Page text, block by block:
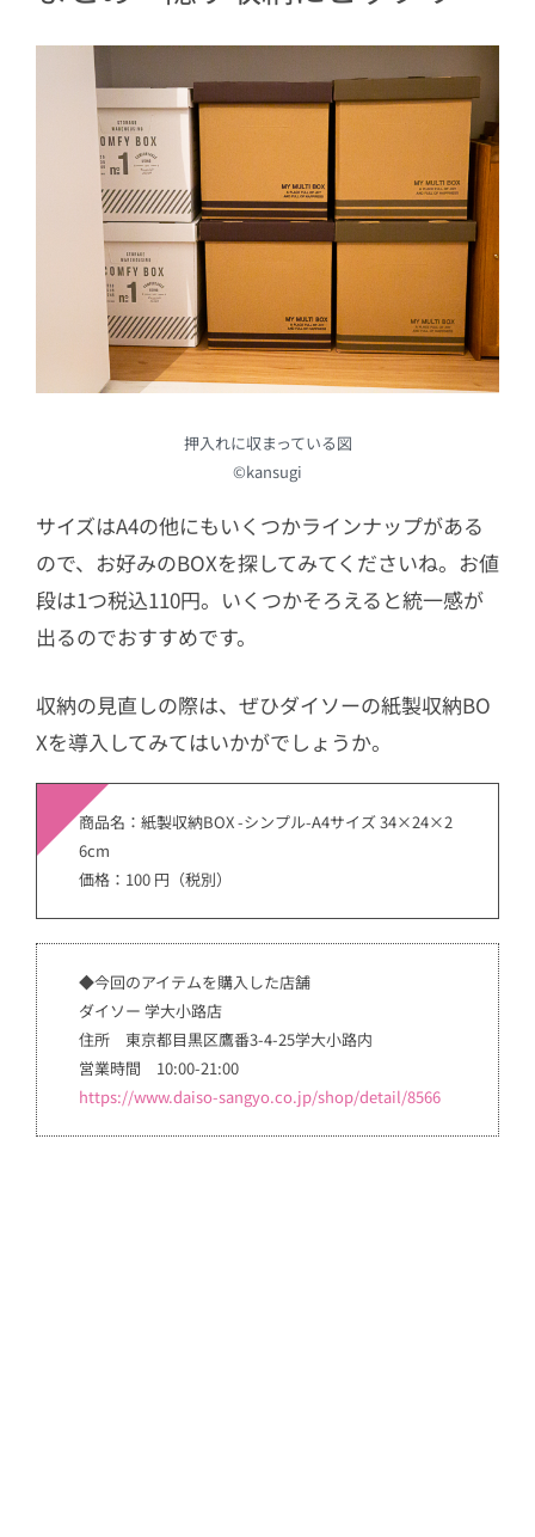
押入れに収まっている図
©kansugi
サイズはA4の他にもいくつかラインナップがある
ので、お好みのBOXを探してみてくださいね。お値
段は1つ税込110円。いくつかそろえると統一感が
出るのでおすすめです。
収納の見直しの際は、ぜひダイソーの紙製収納BO
Xを導入してみてはいかがでしょうか。
商品名：紙製収納BOX -シンプル-A4サイズ 34×24×2
6cm
価格：100 円（税別）
◆今回のアイテムを購入した店舗
ダイソー 学大小路店
住所 東京都目黒区鷹番3-4-25学大小路内
営業時間 10:00-21:00
https://www.daiso-sangyo.co.jp/shop/detail/8566